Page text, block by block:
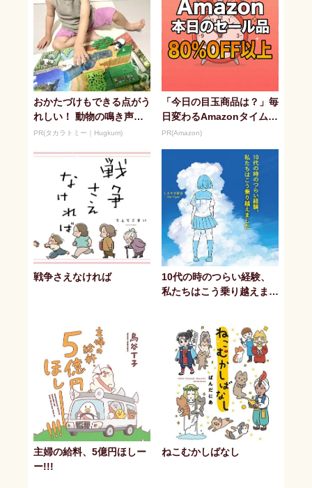
おかたづけもできる点がう
れしい！ 動物の鳴き声や
セリフが盛りだくさんの
PR(タカラトミー｜Hugkum)
「今日の目玉商品は？」毎
日変わるAmazonタイムセ
ールが見逃せない
PR(Amazon)
戦争さえなければ
10代の時のつらい経験、
私たちはこう乗り越えまし
主婦の給料、5億円ほしー
ー!!!
ねこむかしばなし